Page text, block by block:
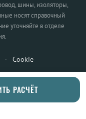
шины, изоляторы,
носят справочный
уточняйте в отделе
· Cookie
РАСЧЁТ